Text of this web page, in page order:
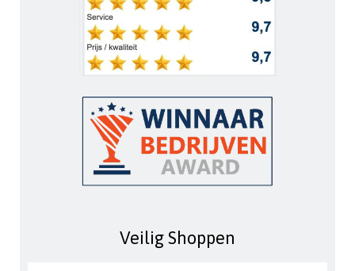
Veilig Shoppen